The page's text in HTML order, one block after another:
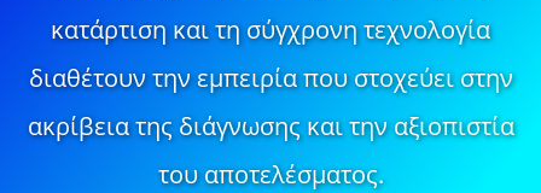
κατάρτιση και τη σύγχρονη τεχνολογία
διαθέτουν την εμπειρία που στοχεύει στην
ακρίβεια της διάγνωσης και την αξιοπιστία
του αποτελέσματος.